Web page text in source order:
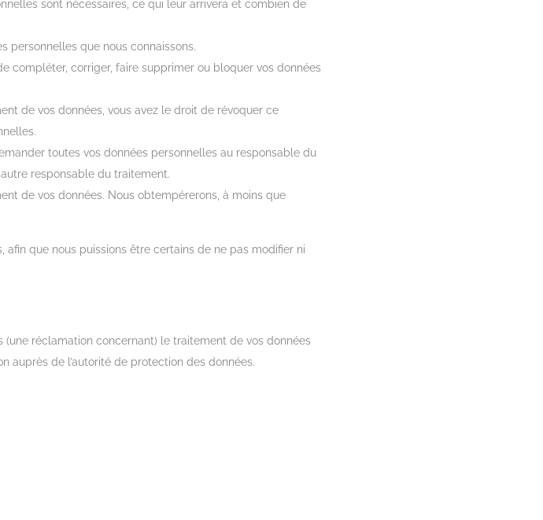
sont nécessaires, ce qui leur arrivera et combien de
personnelles que nous connaissons.
compléter, corriger, faire supprimer ou bloquer vos données
de vos données, vous avez le droit de révoquer ce
toutes vos données personnelles au responsable du
responsable du traitement.
de vos données. Nous obtempérerons, à moins que
que nous puissions être certains de ne pas modifier ni
(une réclamation concernant) le traitement de vos données
auprès de l’autorité de protection des données.